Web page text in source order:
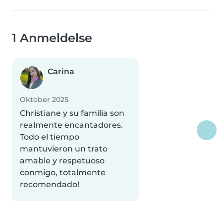
1 Anmeldelse
Carina
Oktober 2025
Christiane y su familia son
realmente encantadores.
Todo el tiempo
mantuvieron un trato
amable y respetuoso
conmigo, totalmente
recomendado!